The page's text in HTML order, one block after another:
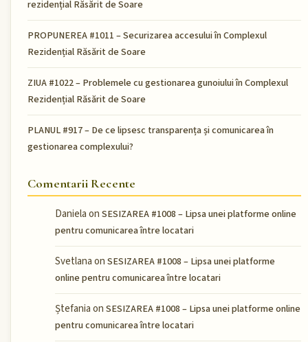
rezidențial Răsărit de Soare
PROPUNEREA #1011 – Securizarea accesului în Complexul
Rezidențial Răsărit de Soare
ZIUA #1022 – Problemele cu gestionarea gunoiului în Complexul
Rezidențial Răsărit de Soare
PLANUL #917 – De ce lipsesc transparența și comunicarea în
gestionarea complexului?
Comentarii Recente
Danielaon SESIZAREA #1008 – Lipsa unei platforme online
pentru comunicarea între locatari
Svetlanaon SESIZAREA #1008 – Lipsa unei platforme
online pentru comunicarea între locatari
Ștefaniaon SESIZAREA #1008 – Lipsa unei platforme online
pentru comunicarea între locatari